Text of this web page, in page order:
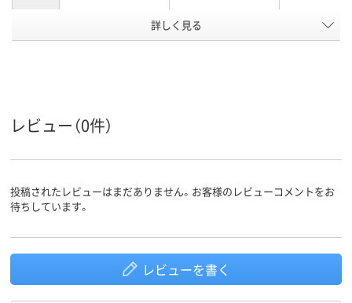
低密度ポリエチレン
ポリエチレン、
LDPE（ツルツルタイ
ポリエチレン
LDPE（ツル
商品環境
詳しく見る
レビュー（0件）
投稿されたレビューはまだありません。お客様のレビューコメントをお
待ちしています。
レビューを書く